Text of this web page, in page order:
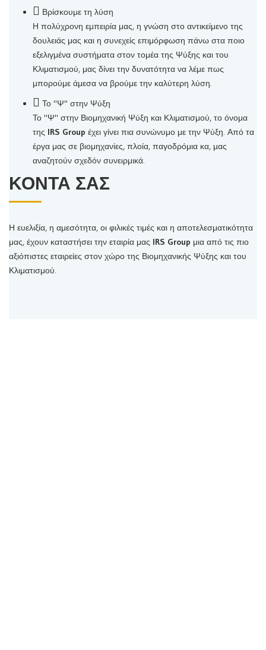
Βρίσκουμε τη λύση
Η πολύχρονη εμπειρία μας, η γνώση στο αντικείμενο της
δουλειάς μας και η συνεχείς επιμόρφωση πάνω στα ποιο
εξελιγμένα συστήματα στον τομέα της Ψύξης και του
Κλιματισμού, μας δίνει την δυνατότητα να λέμε πως
μπορούμε άμεσα να βρούμε την καλύτερη λύση.
Το "Ψ" στην Ψύξη
Το "Ψ" στην Βιομηχανική Ψύξη και Κλιματισμού, το όνομα
της IRS Group έχει γίνει πια συνώνυμο με την Ψύξη. Από τα
έργα μας σε βιομηχανίες, πλοία, παγοδρόμια κα, μας
αναζητούν σχεδόν συνειρμικά.
ΚΟΝΤΑ ΣΑΣ
Η ευελιξία, η αμεσότητα, οι φιλικές τιμές και η αποτελεσματικότητα
μας, έχουν καταστήσει την εταιρία μας IRS Group μια από τις πιο
αξιόπιστες εταιρείες στον χώρο της Βιομηχανικής Ψύξης και του
Κλιματισμού.